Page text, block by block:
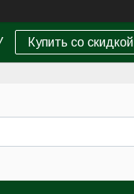
Купить со скидкой